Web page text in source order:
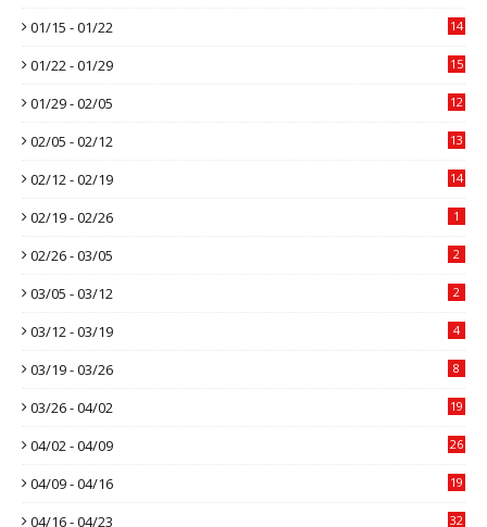
01/15 - 01/22 14
01/22 - 01/29 15
01/29 - 02/05 12
02/05 - 02/12 13
02/12 - 02/19 14
02/19 - 02/26 1
02/26 - 03/05 2
03/05 - 03/12 2
03/12 - 03/19 4
03/19 - 03/26 8
03/26 - 04/02 19
04/02 - 04/09 26
04/09 - 04/16 19
04/16 - 04/23 32